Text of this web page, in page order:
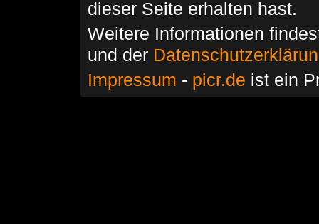
dieser Seite erhalten hast.
Weitere Informationen
und der
Impressum - picr.de ist ein